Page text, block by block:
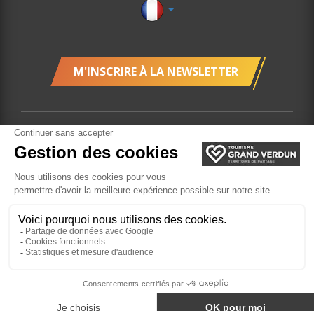
M'INSCRIRE À LA NEWSLETTER
Localisation
Gestion des cookies
Mentions légales
Plan du site Billetterie Site réalisé